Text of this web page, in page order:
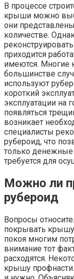
В процессе
крыши можно
они
количестве.
приходится
имеются. Многие
большинстве
используют
короткий
эксплуатации на
появляться
возникает
специалисты
рубероид, что
только денежные
требуется для
Можно ли
рубероид
Вопросы
покрывать
покоя многим
внимание тот
расходятся.
крышу